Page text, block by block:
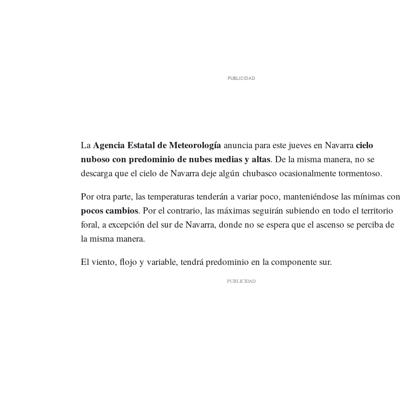
LaAgencia Estatal de Meteorología anuncia para este jueves en Navarracielo
nuboso con predominio de nubes medias y altas. De la misma manera, no se
descarga que el cielo de Navarra deje algún chubasco ocasionalmente tormentoso.
Por otra parte, las temperaturas tenderán a variar poco, manteniéndose las mínimas con
pocos cambios. Por el contrario, las máximas seguirán subiendo en todo el territorio
foral, a excepción del sur de Navarra, donde no se espera que el ascenso se perciba de
la misma manera.
El viento, flojo y variable, tendrá predominio en la componente sur.